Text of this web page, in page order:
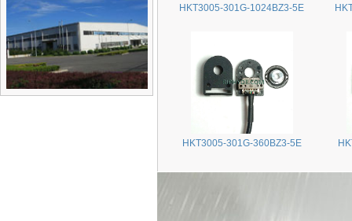
HKT3005-301G-1024BZ3-5E
HKT3005-301G-360BZ3-5E